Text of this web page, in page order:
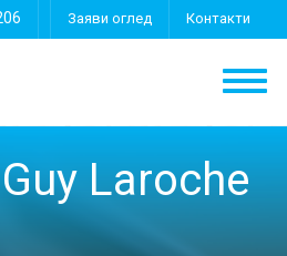
Заяви оглед Контакти
Laroche